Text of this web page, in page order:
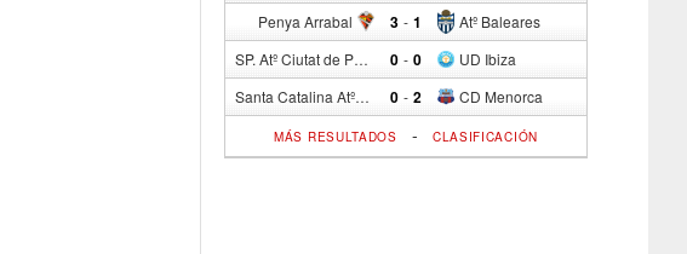
Penya Arrabal 3 - Atº Baleares
1
SP. Atº Ciutat de Palma 0 - UD Ibiza
0
Santa Catalina Atº 0 - CD Menorca
2
MÁS RESULTADOS - CLASIFICACIÓN